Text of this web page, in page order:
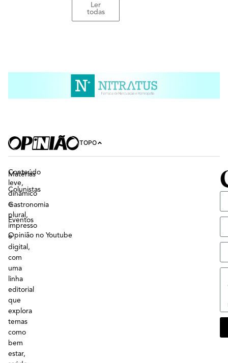
Ler
todas
TOPO
Conteúdo
leve,
dinâmico
e
plural,
impresso
e
digital,
com
uma
linha
editorial
que
explora
temas
como
bem
estar,
Matérias
Colunistas
Gastronomia
Eventos
Opinião no Youtube